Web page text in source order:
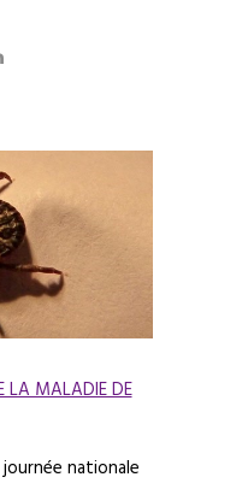
LA MALADIE DE
nationale